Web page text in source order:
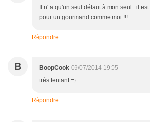
Il n' a qu'un seul défaut à mon seul : il
pour un gourmand comme moi !!!
Répondre
B BoopCook 09/07/2014 19:05
très tentant =)
Répondre